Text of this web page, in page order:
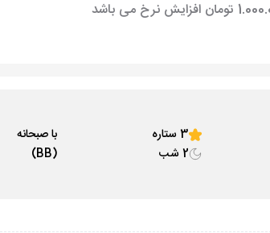
3 ستاره
2 شب
با صبحانه
(BB)